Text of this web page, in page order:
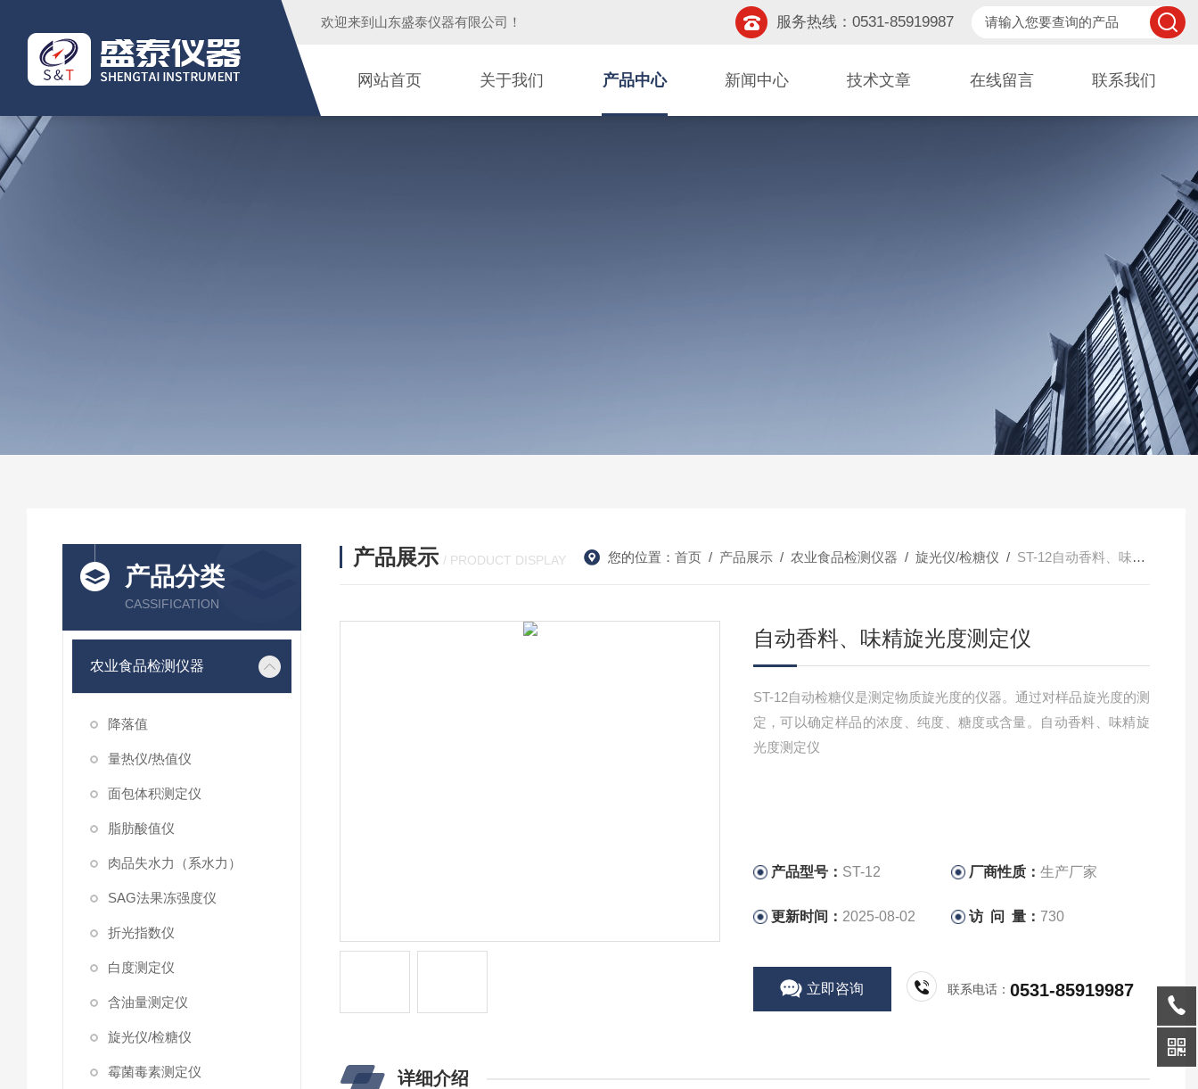
欢迎来到 山东盛泰仪器有限公司 ！ 服务热线：0531-85919987
网站首页 关于我们 产品中心 新闻中心 技术文章 在线留言 联系我们
产品分类
CASSIFICATION
农业食品检测仪器
降落值
量热仪/热值仪
面包体积测定仪
脂肪酸值仪
肉品失水力（系水力）
SAG法果冻强度仪
折光指数仪
白度测定仪
含油量测定仪
旋光仪/检糖仪
霉菌毒素测定仪
产品展示 / PRODUCT DISPLAY 您的位置： 首页/ 产品展示/ 农业食品检测仪器 / 旋光仪/检糖仪 / ST-12自动香料、味精旋光度测定仪
自动香料、味精旋光度测定仪
ST-12自动检糖仪是测定物质旋光度的仪器。通过对样品旋光度的测
定，可以确定样品的浓度、纯度、糖度或含量。自动香料、味精旋
光度测定仪
产品型号： ST-12 厂商性质：生产厂家
更新时间： 2025-08-02 访 问 量： 730
立即咨询 联系电话：0531-85919987
详细介绍